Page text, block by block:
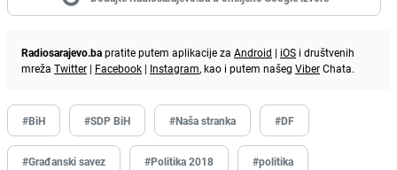
Radiosarajevo.bapratite putem aplikacije za Android | iOS i društvenih
mreža Twitter | Facebook | Instagram, kao i putem našeg ViberChata.
#BiH #SDP BiH #Naša stranka #DF
#Građanski savez #Politika 2018 #politika